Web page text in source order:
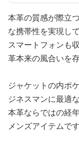
本革の質感が際立
な携帯性を実現して
スマートフォンも
革本来の風合いを
ジャケットの内ポ
ジネスマンに最適
本革ならではの経
メンズアイテムです